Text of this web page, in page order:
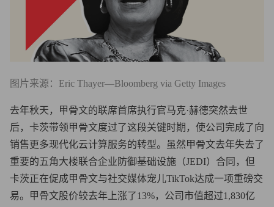
图片来源：Eric Thayer—Bloomberg via Getty Images
去年秋天，甲骨文的联席首席执行官马克·赫德突然去世
后，卡茨带领甲骨文度过了这段关键时期，使公司完成了向
销售更多现代化云计算服务的转型。虽然甲骨文去年失去了
重要的五角大楼联合企业防御基础设施（JEDI）合同，但
卡茨正在促成甲骨文与社交媒体宠儿TikTok达成一项重磅交
易。甲骨文股价较去年上涨了13%，公司市值超过1,830亿